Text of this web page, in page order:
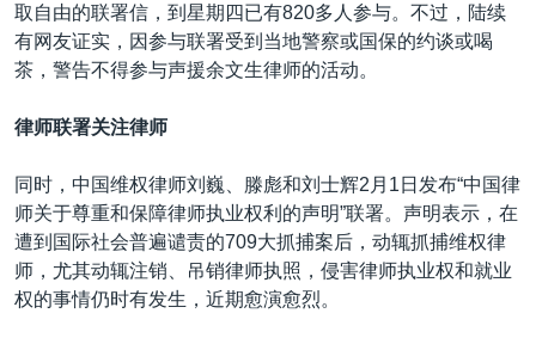
取自由的联署信，到星期四已有820多人参与。不过，陆续
有网友证实，因参与联署受到当地警察或国保的约谈或喝
茶，警告不得参与声援余文生律师的活动。
律师联署关注律师
同时，中国维权律师刘巍、滕彪和刘士辉2月1日发布“中国律
师关于尊重和保障律师执业权利的声明”联署。声明表示，在
遭到国际社会普遍谴责的709大抓捕案后，动辄抓捕维权律
师，尤其动辄注销、吊销律师执照，侵害律师执业权和就业
权的事情仍时有发生，近期愈演愈烈。